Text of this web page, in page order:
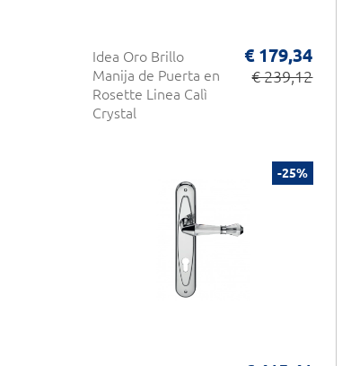
Idea Oro Brillo
Manija de Puerta en
Rosette Linea Calì
Crystal
€ 179,34
€ 239,12
-25%